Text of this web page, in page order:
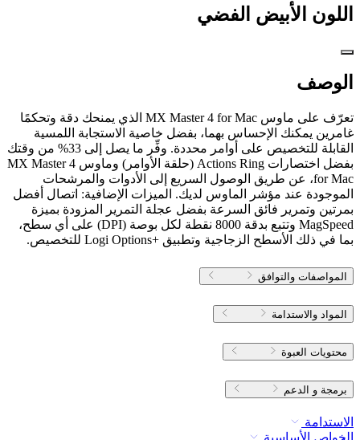
اللون الأبيض الفضي
الوصف
تعرّف على ماوس MX Master 4 for Mac الذي يمنحك دقة وتحكمًا
غامرين يمكنك الإحساس بهما، بفضل خاصية الاستجابة اللمسية
القابلة للتخصيص على أوامر محددة. وفِّر ما يصل إلى 33% من وقتك
بفضل اختصارات Actions Ring (حلقة الأوامر) وماوس MX Master 4
for Mac، عن طريق الوصول السريع إلى الأدوات والمرشحات
الموجودة عند مؤشر الماوس لديك. الميزات الإضافية: اتصال أفضل
بمرتين وتمرير فائق السرعة بفضل عجلة التمرير المزودة بميزة
MagSpeed وتتبع بدقة 8000 نقطة لكل بوصة (DPI) على أي سطح،
بما في ذلك الأسطح الزجاجية وتطبيق Logi Options+‎‏ للتخصيص.
المواصفات والتوافق
المواد والاستدامة
محتويات العبوة
برمجة و الدعم
الاستدامة
الخواص الأساسية